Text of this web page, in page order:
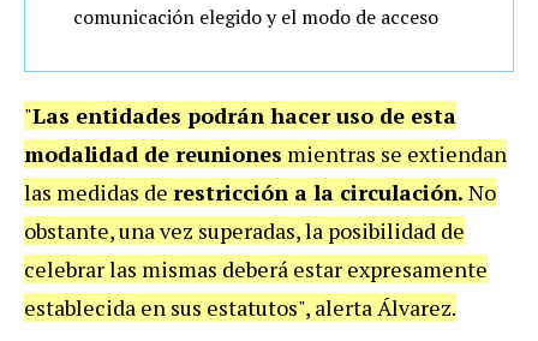
comunicación elegido y el modo de acceso
"Las entidades podrán hacer uso de esta
modalidad de reuniones mientras se extiendan
las medidas de restricción a la circulación. No
obstante, una vez superadas, la posibilidad de
celebrar las mismas deberá estar expresamente
establecida en sus estatutos", alerta Álvarez.